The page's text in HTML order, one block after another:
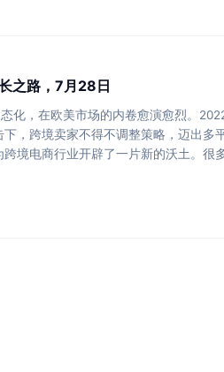
之路，7月28日
化，在欧美市场的内卷愈演愈烈。
，跨境卖家不得不调整策略，迈出多
境电商行业开辟了一片新的沃土。很
不佳，ROI无法跑正。新用户逛完即走